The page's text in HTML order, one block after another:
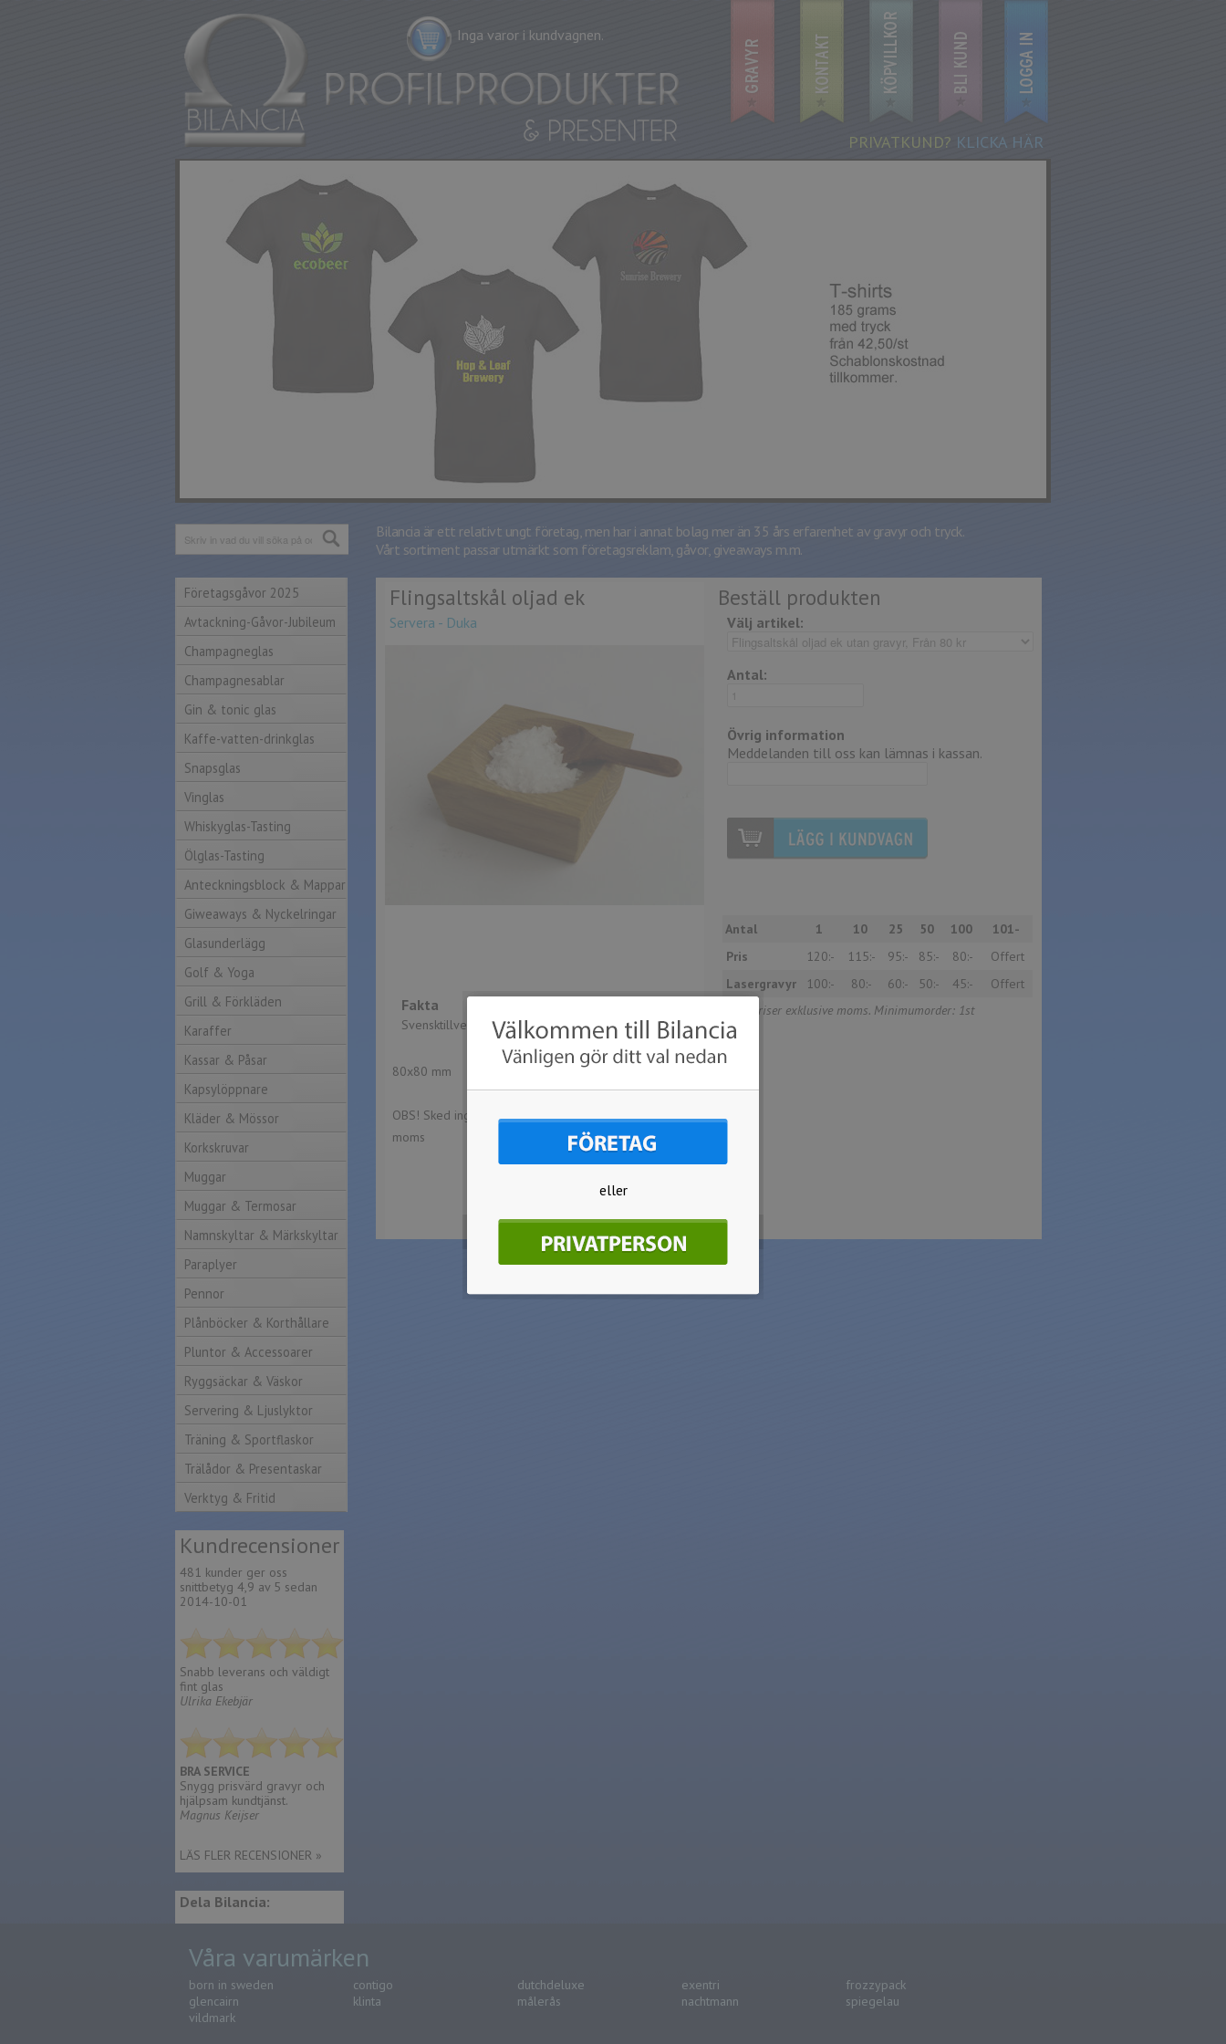
Inga varor i kundvagnen.
PRIVATKUND? KLICKA HÄR
Bilancia är ett relativt ungt företag, men har i annat bolag mer än 35 års erfarenhet av gravyr och tryck.
Vårt sortiment passar utmärkt som företagsreklam, gåvor, giveaways m.m.
Företagsgåvor 2025
Avtackning-Gåvor-Jubileum
Champagneglas
Champagnesablar
Gin & tonic glas
Kaffe-vatten-drinkglas
Snapsglas
Vinglas
Whiskyglas-Tasting
Ölglas-Tasting
Anteckningsblock & Mappar
Giweaways & Nyckelringar
Glasunderlägg
Golf & Yoga
Grill & Förkläden
Karaffer
Kassar & Påsar
Kapsylöppnare
Kläder & Mössor
Korkskruvar
Muggar
Muggar & Termosar
Namnskyltar & Märkskyltar
Paraplyer
Pennor
Plånböcker & Korthållare
Pluntor & Accessoarer
Ryggsäckar & Väskor
Servering & Ljuslyktor
Träning & Sportflaskor
Trälådor & Presentaskar
Verktyg & Fritid
Kundrecensioner
481 kunder ger oss
snittbetyg 4,9 av 5 sedan
2014-10-01
Snabb leverans och väldigt
fint glas
Ulrika Ekebjär
BRA SERVICE
Snygg prisvärd gravyr och
hjälpsam kundtjänst.
Magnus Keijser
LÄS FLER RECENSIONER »
Dela Bilancia:
Flingsaltskål oljad ek
Servera - Duka
Fakta
Svensktillverkad flingsaltskål i oljad ek.
Storlek;
80x80 mm
OBS! Sked ingår ej i priset. Tillkommer 60kr/st ex
moms
Beställ produkten
Välj artikel:
Antal:
Övrig information
Meddelanden till oss kan lämnas i kassan.
Antal 1 10 25 50 100
101-
Pris
120:- 115:- 95:- 85:- 80:-
Offert
Lasergravyr
100:- 80:- 60:- 50:- 45:-
Offert
Alla priser exklusive moms. Minimumorder: 1st
Våra varumärken
born in sweden contigo dutchdeluxe exentri
frozzypack
glencairn
klinta målerås nachtmann
spiegelau
vildmark
eller